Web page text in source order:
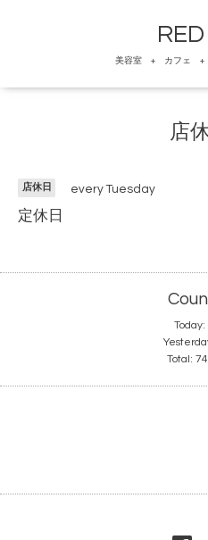
美容室 + カフェ +
店
店休日 every Tuesday
定休日
Today:
Total: